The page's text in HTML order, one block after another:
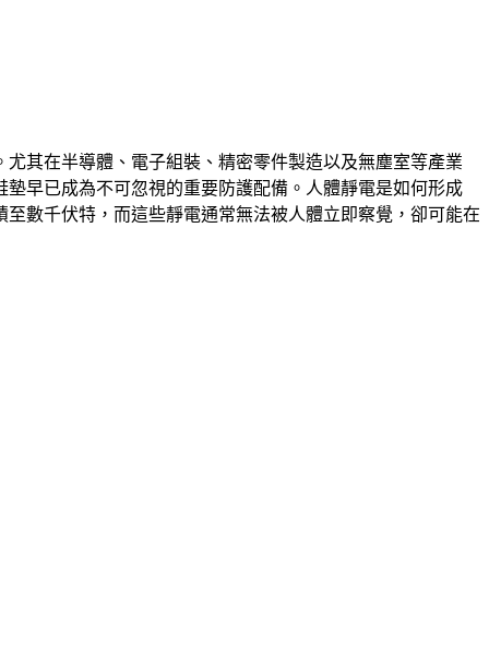
其在半導體、電子組裝、精密零件製造以及無塵室等產業
早已成為不可忽視的重要防護配備。人體靜電是如何形成
數千伏特，而這些靜電通常無法被人體立即察覺，卻可能在